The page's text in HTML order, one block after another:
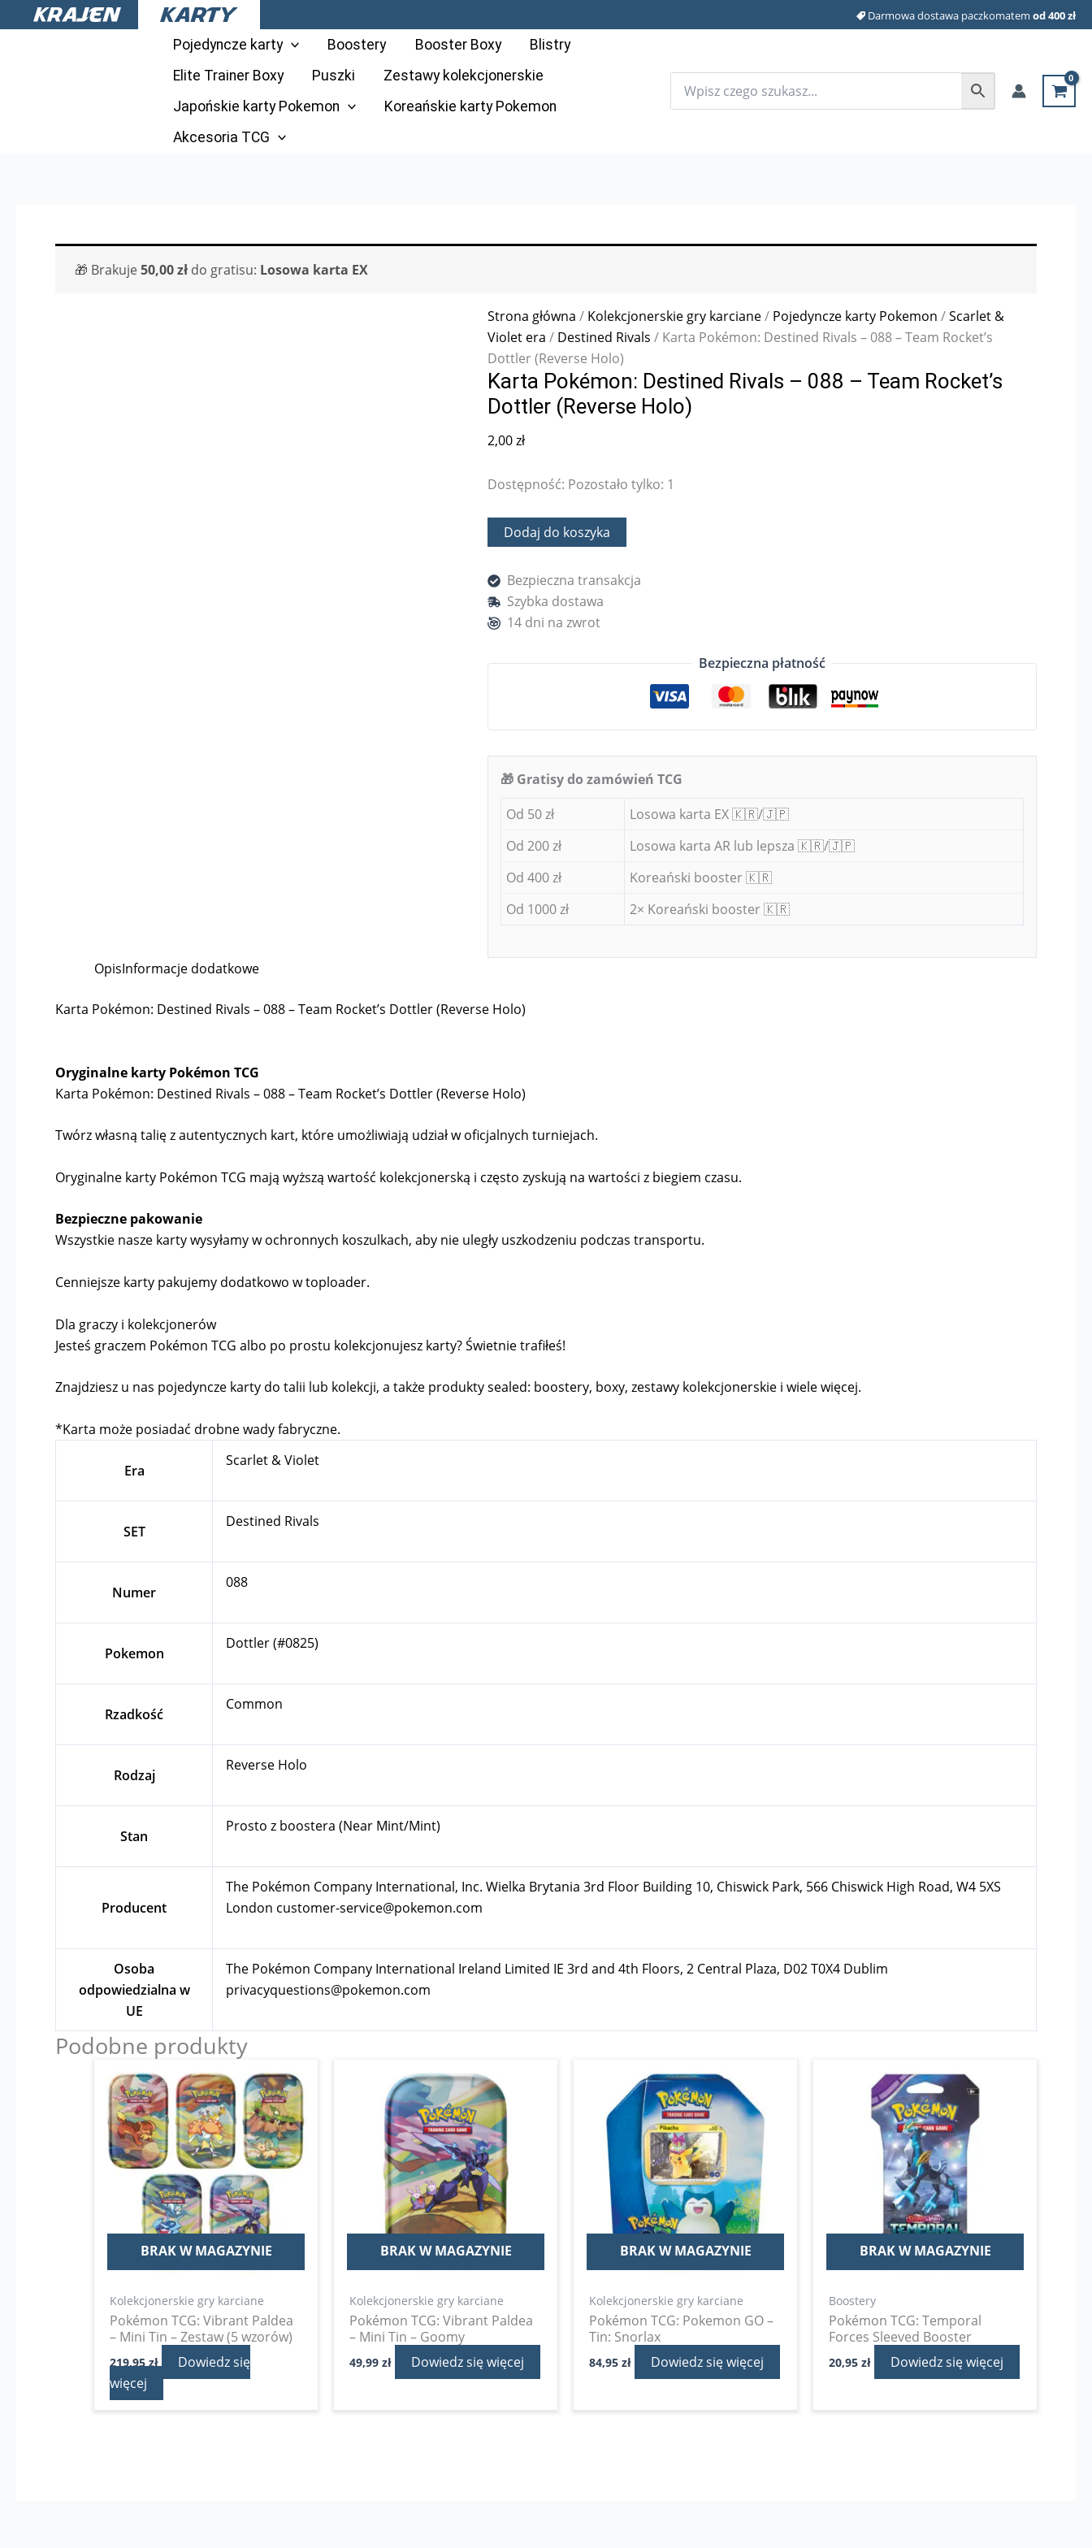
Przejdź
do
Darmowa dostawa paczkomatem od 400 zł
Pojedyncze karty Boostery Booster Boxy
Blistry
Elite Trainer Boxy
Puszki
Zestawy kolekcjonerskie
Japońskie karty Pokemon
Koreańskie karty Pokemon
Akcesoria TCG
🎁 Brakuje 50,00zł do gratisu: Losowa karta EX
Strona główna / Kolekcjonerskie gry karciane/ Pojedyncze karty Pokemon /Scarlet &
Violet era / Destined Rivals / Karta Pokémon: Destined Rivals – 088 – Team Rocket’s
Dottler (Reverse Holo)
Karta Pokémon: Destined Rivals – 088 – Team Rocket’s
Dottler (Reverse Holo)
2,00zł
Dostępność: Pozostało tylko: 1
Karta
Pokémon:
Destined
-
(Reverse
Dodaj do koszyka
Bezpieczna transakcja
Szybka dostawa
14 dni na zwrot
Bezpieczna płatność
🎁 Gratisy do zamówień TCG
Od 50 zł
Losowa karta EX 🇰🇷/🇯🇵
Od 200 zł
Losowa karta AR lub lepsza 🇰🇷/🇯🇵
Od 400 zł
Koreański booster 🇰🇷
Od 1000 zł
2× Koreański booster 🇰🇷
OpisInformacje dodatkowe
Karta Pokémon: Destined Rivals – 088 – Team Rocket’s Dottler (Reverse Holo)
Oryginalne karty Pokémon TCG
Karta Pokémon: Destined Rivals – 088 – Team Rocket’s Dottler (Reverse Holo)
Twórz własną talię z autentycznych kart, które umożliwiają udział w oficjalnych turniejach.
Oryginalne karty Pokémon TCG mają wyższą wartość kolekcjonerską i często zyskują na wartości z biegiem czasu.
Bezpieczne pakowanie
Wszystkie nasze karty wysyłamy w ochronnych koszulkach, aby nie uległy uszkodzeniu podczas transportu.
Cenniejsze karty pakujemy dodatkowo w toploader.
Dla graczy i kolekcjonerów
Jesteś graczem Pokémon TCG albo po prostu kolekcjonujesz karty? Świetnie trafiłeś!
Znajdziesz u nas pojedyncze karty do talii lub kolekcji, a także produkty sealed: boostery, boxy, zestawy kolekcjonerskie i wiele więcej.
*Karta może posiadać drobne wady fabryczne.
Era
Scarlet & Violet
SET
Destined Rivals
Numer
088
Pokemon
Dottler (#0825)
Rzadkość
Common
Rodzaj
Reverse Holo
Stan
Prosto z boostera (Near Mint/Mint)
Producent
The Pokémon Company International, Inc. Wielka Brytania 3rd Floor Building 10, Chiswick Park, 566 Chiswick High Road, W4 5XS
London customer-service@pokemon.com
Osoba
odpowiedzialna w
UE
The Pokémon Company International Ireland Limited IE 3rd and 4th Floors, 2 Central Plaza, D02 T0X4 Dublim
privacyquestions@pokemon.com
Podobne produkty
BRAK W MAGAZYNIE
Kolekcjonerskie gry karciane
Pokémon TCG: Vibrant Paldea
– Mini Tin – Zestaw (5 wzorów)
219,95zł
Dowiedz się
więcej
BRAK W MAGAZYNIE
Kolekcjonerskie gry karciane
Pokémon TCG: Vibrant Paldea
– Mini Tin – Goomy
49,99zł Dowiedz się więcej
BRAK W MAGAZYNIE
Kolekcjonerskie gry karciane
Pokémon TCG: Pokemon GO –
Tin: Snorlax
84,95zł Dowiedz się więcej
BRAK W MAGAZYNIE
Boostery
Pokémon TCG: Temporal
Forces Sleeved Booster
20,95zł Dowiedz się więcej